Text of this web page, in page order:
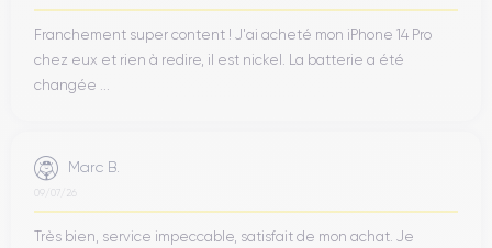
Franchement super content ! J'ai acheté mon iPhone 14 Pro
chez eux et rien à redire, il est nickel. La batterie a été
changée ...
Marc B.
09/07/26
Très bien, service impeccable, satisfait de mon achat. Je